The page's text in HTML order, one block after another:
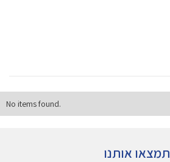
No items found.
תמצאו אותנו